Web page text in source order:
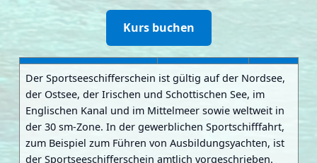
Kurs buchen
Der Sportseeschifferschein ist gültig auf der Nordsee,
der Ostsee, der Irischen und Schottischen See, im
Englischen Kanal und im Mittelmeer sowie weltweit in
der 30 sm-Zone. In der gewerblichen Sportschifffahrt,
zum Beispiel zum Führen von Ausbildungsyachten, ist
der Sportseeschifferschein amtlich vorgeschrieben.